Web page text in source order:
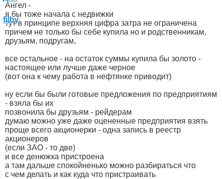
Ангел -
я бы тоже начала с недвижки
тут в принципе верхняя цифра затра не ограничена
причем не только бы себе купила но и родственникам,
друзьям, подругам,
все остальное - на остаток суммы купила бы золото -
настоящее или лучше даже черное
(вот она к чему работа в нефтянке приводит)
ну если бы были готовые предложения по предприятиям
- взяла бы их
позвонила бы друзьям - рейдерам
думаю можно уже даже оцененные предприятия взять
проще всего акционерки - одна запись в реестр
акционеров
(если ЗАО - то две)
и все денюжка пристроена
а там дальше спокойненько можно разбираться что
с чем делать и как куда что пристраивать